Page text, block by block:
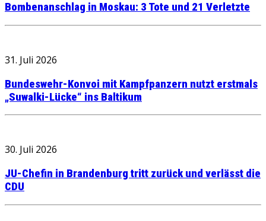
Bombenanschlag in Moskau: 3 Tote und 21 Verletzte
31. Juli 2026
Bundeswehr-Konvoi mit Kampfpanzern nutzt erstmals
„Suwalki-Lücke“ ins Baltikum
30. Juli 2026
JU-Chefin in Brandenburg tritt zurück und verlässt die
CDU